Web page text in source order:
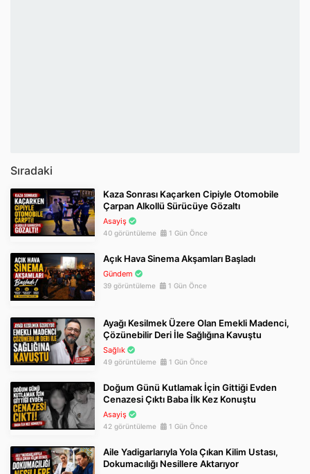
Sıradaki
Kaza Sonrası Kaçarken Cipiyle Otomobile
Çarpan Alkollü Sürücüye Gözaltı
Asayiş
40 görüntüleme 1 Gün Önce
Açık Hava Sinema Akşamları Başladı
Gündem
39 görüntüleme 1 Gün Önce
Ayağı Kesilmek Üzere Olan Emekli Madenci,
Çözünebilir Deri İle Sağlığına Kavuştu
Sağlık
49 görüntüleme 1 Gün Önce
Doğum Günü Kutlamak İçin Gittiği Evden
Cenazesi Çıktı Baba İlk Kez Konuştu
Asayiş
42 görüntüleme 1 Gün Önce
Aile Yadigarlarıyla Yola Çıkan Kilim Ustası,
Dokumacılığı Nesillere Aktarıyor